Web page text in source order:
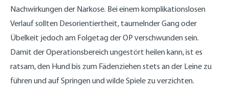
Nachwirkungen der Narkose. Bei einem komplikationslosen
Verlauf sollten Desorientiertheit, taumelnder Gang oder
Übelkeit jedoch am Folgetag der OP verschwunden sein.
Damit der Operationsbereich ungestört heilen kann, ist es
ratsam, den Hund bis zum Fädenziehen stets an der Leine zu
führen und auf Springen und wilde Spiele zu verzichten.